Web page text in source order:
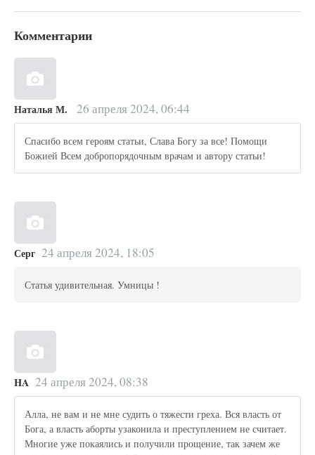
Комментарии
Наталья М. 26 апреля 2024, 06:44
Спасибо всем героям статьи, Слава Богу за все! Помощи
Божией Всем добропорядочным врачам и автору статьи!
Серг 24 апреля 2024, 18:05
Статья удивительная. Умницы !
HA 24 апреля 2024, 08:38
Алла, не вам и не мне судить о тяжести греха. Вся власть от
Бога, а власть аборты узаконила и преступлением не считает.
Многие уже покаялись и получили прощение, так зачем же